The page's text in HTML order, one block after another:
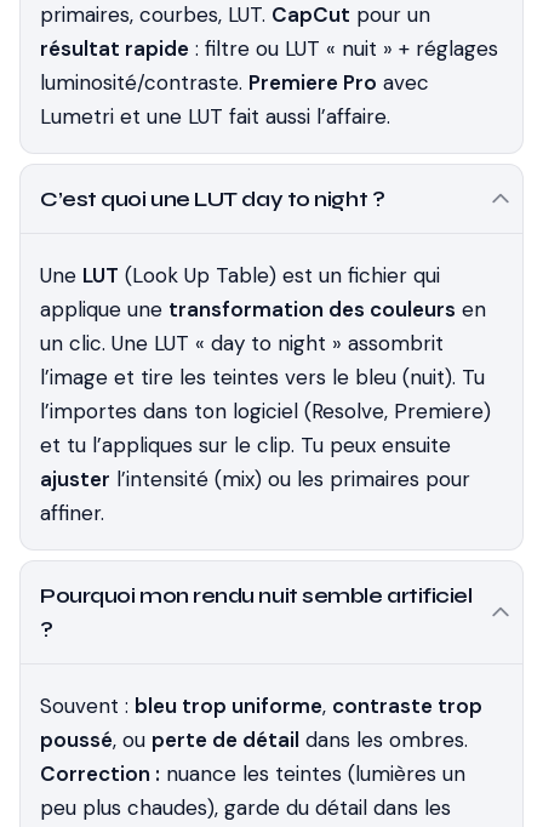
primaires, courbes, LUT. CapCut pour un
résultat rapide : filtre ou LUT « nuit » + réglages
luminosité/contraste. Premiere Pro avec
Lumetri et une LUT fait aussi l’affaire.
C’est quoi une LUT day to night ?
Une LUT (Look Up Table) est un fichier qui
applique une transformation des couleurs en
un clic. Une LUT « day to night » assombrit
l’image et tire les teintes vers le bleu (nuit). Tu
l’importes dans ton logiciel (Resolve, Premiere)
et tu l’appliques sur le clip. Tu peux ensuite
ajuster l’intensité (mix) ou les primaires pour
affiner.
Pourquoi mon rendu nuit semble artificiel
?
Souvent : bleu trop uniforme, contraste trop
poussé, ou perte de détail dans les ombres.
Correction : nuance les teintes (lumières un
peu plus chaudes), garde du détail dans les